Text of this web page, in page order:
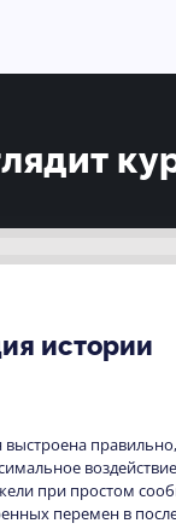
истории
при простом
перемен в